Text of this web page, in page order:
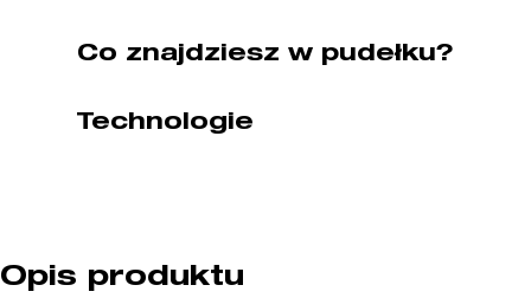
kat.
Co znajdziesz w pudełku?
Technologie
Opis produktu